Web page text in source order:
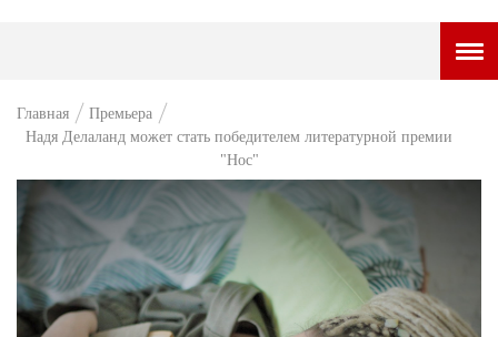
ВОПРОС НЕДЕЛИ
ПРЕМЬЕРА
СТИЛЬ ЖИЗНИ
Главная
Премьера
Надя Делаланд может стать победителем литературной премии
"Нос"